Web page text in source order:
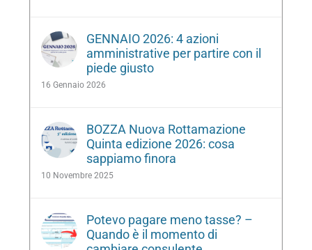
GENNAIO 2026: 4 azioni
amministrative per partire con il
piede giusto
16 Gennaio 2026
BOZZA Nuova Rottamazione
Quinta edizione 2026: cosa
sappiamo finora
10 Novembre 2025
Potevo pagare meno tasse? –
Quando è il momento di